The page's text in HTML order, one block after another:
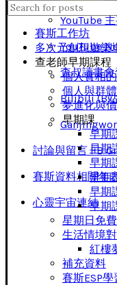
YouTube
YouTube
查叔讀書
Bilibili (B
討論與留言 FB
賽斯資料相關年
心靈宇宙連結
Search
for:
賽斯工作坊
多次元創想遊樂
查老師早期課程
個人實相
個人與群
夢進化與
早期課
早期
早期
早期
早期
早期
早期
星期日免
生活情境
紅樓
補充資料
賽斯ESP